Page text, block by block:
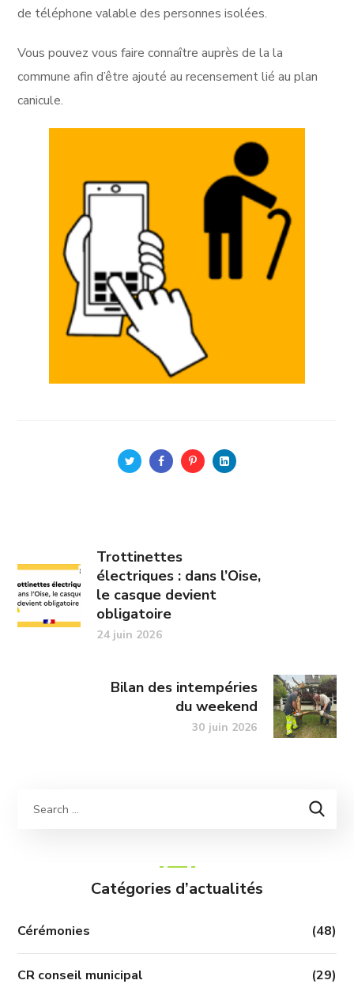
de téléphone valable des personnes isolées.
Vous pouvez vous faire connaître auprès de la la
commune afin d’être ajouté au recensement lié au plan
canicule.
Trottinettes
électriques : dans l’Oise,
le casque devient
obligatoire
24 juin 2026
Bilan des intempéries
du weekend
30 juin 2026
Catégories d’actualités
Cérémonies (48)
CR conseil municipal (29)